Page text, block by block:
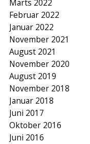
Marts 2022
Februar 2022
Januar 2022
November 2021
August 2021
November 2020
August 2019
November 2018
Januar 2018
Juni 2017
Oktober 2016
Juni 2016